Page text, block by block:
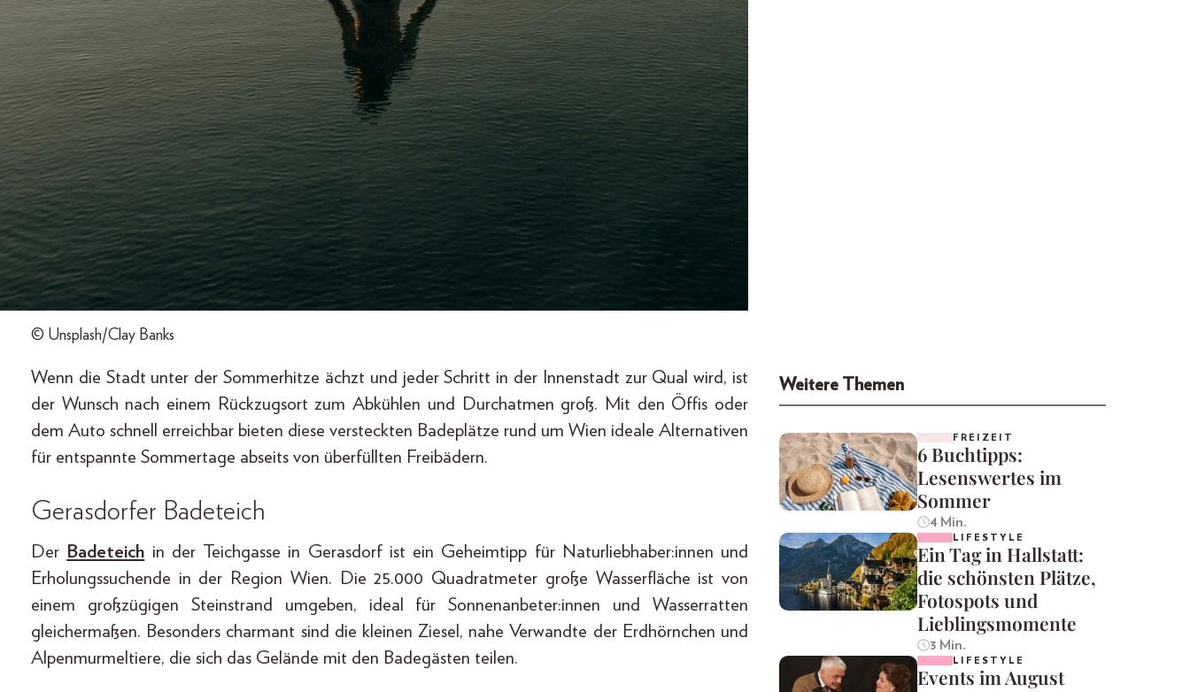
© Unsplash/Clay Banks
Wenn die Stadt unter der Sommerhitze ächzt und jeder Schritt in der Innenstadt zur Qual wird, ist
der Wunsch nach einem Rückzugsort zum Abkühlen und Durchatmen groß. Mit den Öffis oder
dem Auto schnell erreichbar bieten diese versteckten Badeplätze rund um Wien ideale Alternativen
für entspannte Sommertage abseits von überfüllten Freibädern.
Gerasdorfer Badeteich
Der Badeteich in der Teichgasse in Gerasdorf ist ein Geheimtipp für Naturliebhaber:innen und
Erholungssuchende in der Region Wien. Die 25.000 Quadratmeter große Wasserfläche ist von
einem großzügigen Steinstrand umgeben, ideal für Sonnenanbeter:innen und Wasserratten
gleichermaßen. Besonders charmant sind die kleinen Ziesel, nahe Verwandte der Erdhörnchen und
Alpenmurmeltiere, die sich das Gelände mit den Badegästen teilen.
Weitere Themen
FREIZEIT
6 Buchtipps:
Lesenswertes im
Sommer
4 Min.
LIFESTYLE
Ein Tag in Hallstatt:
die schönsten Plätze,
Fotospots und
Lieblingsmomente
3 Min.
LIFESTYLE
Events im August